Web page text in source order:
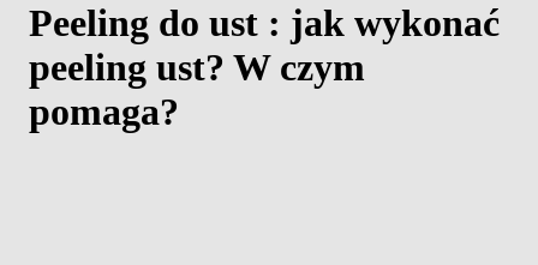
Peeling do ust : jak wykonać
peeling ust? W czym
pomaga?